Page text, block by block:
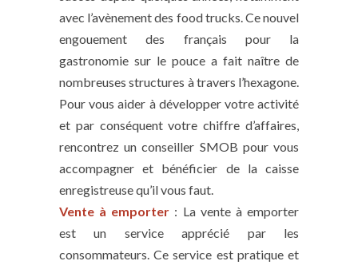
avec l’avènement des food trucks. Ce nouvel
engouement des français pour la
gastronomie sur le pouce a fait naître de
nombreuses structures à travers l’hexagone.
Pour vous aider à développer votre activité
et par conséquent votre chiffre d’affaires,
rencontrez un conseiller SMOB pour vous
accompagner et bénéficier de la caisse
enregistreuse qu’il vous faut.
Vente à emporter : La vente à emporter
est un service apprécié par les
consommateurs. Ce service est pratique et